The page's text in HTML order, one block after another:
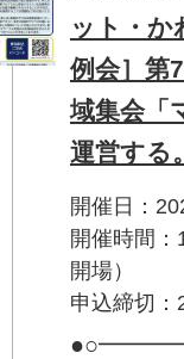
ット・か
例会］第
域集会「
運営する
開催日：
開催時間
開場）
申込締切：